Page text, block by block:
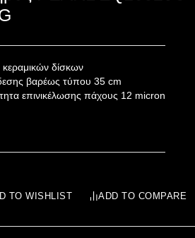
δίσκων
βαρέως τύπου 35 cm
επινικέλωσης πάχους 12 micron
TO WISHLIST ADD TO COMPARE